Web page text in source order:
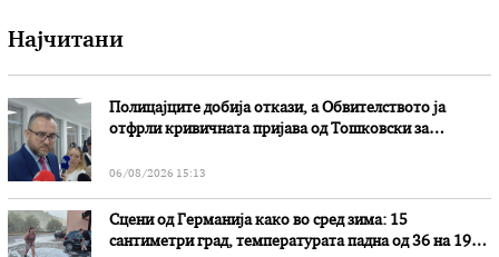
Најчитани
Полицајците добија откази, а Обвителството ја
отфрли кривичната пријава од Тошковски за
06/08/2026 15:13
Сцени од Германија како во сред зима: 15
сантиметри град, температурата падна од 36 на 19